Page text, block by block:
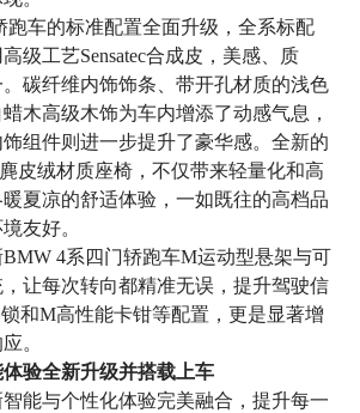
跑车的标准配置全面升级，全系标配
级工艺Sensatec合成皮，美感、质
碳纤维内饰饰条、带开孔材质的浅色
木高级木饰为车内增添了动感气息，
组件则进一步提升了豪华感。全新的
皮绒材质座椅，不仅带来轻量化和高
夏凉的舒适体验，一如既往的高档品
友好。
4系四门轿跑车M运动型悬架与可
让每次转向都精准无误，提升驾驶信
和M高性能卡钳等配置，更是显著增
。
验全新升级并搭载上车
能与个性化体验完美融合，提升每一